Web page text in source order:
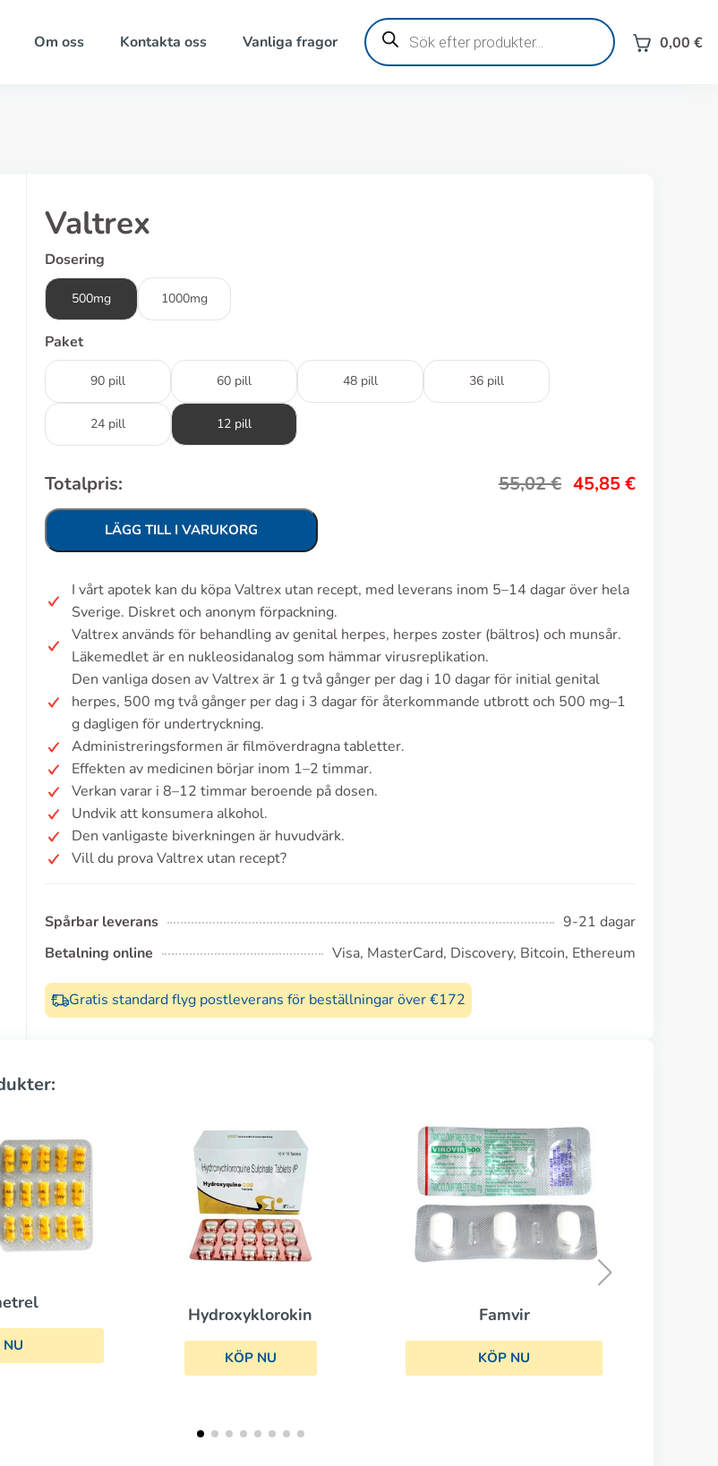
Om oss Kontakta oss Vanliga fragor
Produktsökning
0,00 €
Valtrex
Dosering
500mg 1000mg
Paket
90 pill 60 pill 48 pill 36 pill
24 pill 12 pill
Totalpris: 55,02€ 45,85€
LÄGG TILL I VARUKORG
I vårt apotek kan du köpa Valtrex utan recept, med leverans inom 5–14 dagar över hela
Sverige. Diskret och anonym förpackning.
Valtrex används för behandling av genital herpes, herpes zoster (bältros) och munsår.
Läkemedlet är en nukleosidanalog som hämmar virusreplikation.
Den vanliga dosen av Valtrex är 1 g två gånger per dag i 10 dagar för initial genital
herpes, 500 mg två gånger per dag i 3 dagar för återkommande utbrott och 500 mg–1
g dagligen för undertryckning.
Administreringsformen är filmöverdragna tabletter.
Effekten av medicinen börjar inom 1–2 timmar.
Verkan varar i 8–12 timmar beroende på dosen.
Undvik att konsumera alkohol.
Den vanligaste biverkningen är huvudvärk.
Vill du prova Valtrex utan recept?
Spårbar leverans
9-21 dagar
Betalning online
Visa, MasterCard, Discovery, Bitcoin, Ethereum
Gratis standard flyg postleverans för beställningar över €172
Famvir
KÖP NU
Aldara